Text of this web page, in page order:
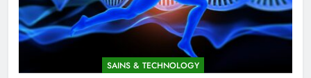
SAINS & TECHNOLOGY